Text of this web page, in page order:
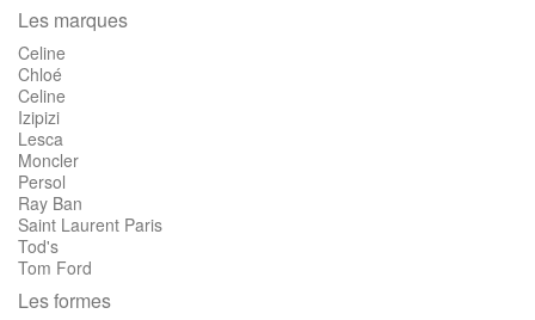
Les marques
Celine
Chloé
Celine
Izipizi
Lesca
Moncler
Persol
Ray Ban
Saint Laurent Paris
Tod's
Tom Ford
Les formes